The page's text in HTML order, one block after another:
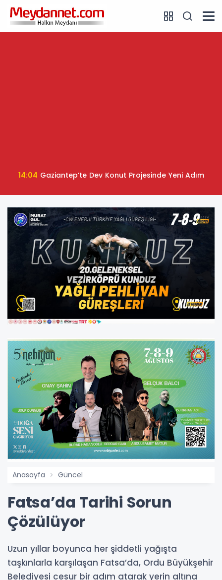
14:04 Gaziantep’te Dev Konut Projesinde Yeni Adım
Anasayfa Güncel
Fatsa’da Tarihi Sorun
Çözülüyor
Uzun yıllar boyunca her şiddetli yağışta
taşkınlarla karşılaşan Fatsa’da, Ordu Büyükşehir
Belediyesi cesur bir adım atarak yerin altına